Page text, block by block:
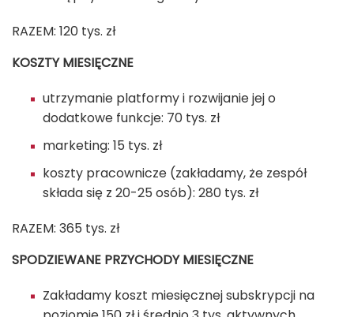
RAZEM: 120 tys. zł
KOSZTY MIESIĘCZNE
utrzymanie platformy i rozwijanie jej o
dodatkowe funkcje: 70 tys. zł
marketing: 15 tys. zł
koszty pracownicze (zakładamy, że zespół
składa się z 20-25 osób): 280 tys. zł
RAZEM: 365 tys. zł
SPODZIEWANE PRZYCHODY MIESIĘCZNE
Zakładamy koszt miesięcznej subskrypcji na